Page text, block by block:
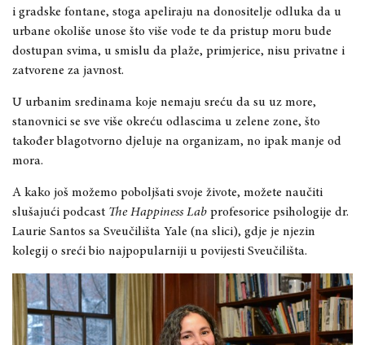
i gradske fontane, stoga apeliraju na donositelje odluka da u
urbane okoliše unose što više vode te da pristup moru bude
dostupan svima, u smislu da plaže, primjerice, nisu privatne i
zatvorene za javnost.
U urbanim sredinama koje nemaju sreću da su uz more,
stanovnici se sve više okreću odlascima u zelene zone, što
također blagotvorno djeluje na organizam, no ipak manje od
mora.
A kako još možemo poboljšati svoje živote, možete naučiti
slušajući podcast The Happiness Lab profesorice psihologije dr.
Laurie Santos sa Sveučilišta Yale (na slici), gdje je njezin
kolegij o sreći bio najpopularniji u povijesti Sveučilišta.